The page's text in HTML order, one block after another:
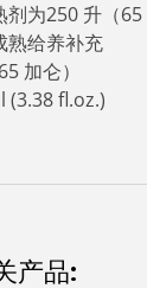
为250 升（
熟给养补充
加仑）
(3.38 fl.oz.)
产品: